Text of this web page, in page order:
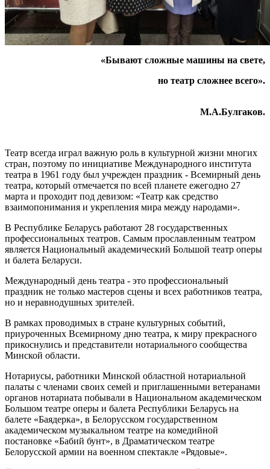
«Бывают сложные машины на свете,
но театр сложнее всего».
М.А.Булгаков.
Театр всегда играл важную роль в культурной жизни многих
стран, поэтому по инициативе Международного института
театра в 1961 году был учрежден праздник - Всемирный день
театра, который отмечается по всей планете ежегодно 27
марта и проходит под девизом: «Театр как средство
взаимопонимания и укрепления мира между народами».
В Республике Беларусь работают 28 государственных
профессиональных театров. Самым прославленным театром
является Национальный академический Большой театр оперы
и балета Беларуси.
Международный день театра - это профессиональный
праздник не только мастеров сцены и всех работников театра,
но и неравнодушных зрителей.
В рамках проводимых в стране культурных событий,
приуроченных Всемирному дню театра, к миру прекрасного
прикоснулись и представители нотариального сообщества
Минской области.
Нотариусы, работники Минской областной нотариальной
палаты с членами своих семей и приглашенными ветеранами
органов нотариата побывали в Национальном академическом
Большом театре оперы и балета Республики Беларусь на
балете «Баядерка», в Белорусском государственном
академическом музыкальном театре на комедийной
постановке «Бабий бунт», в Драматическом театре
Белорусской армии на военном спектакле «Рядовые».